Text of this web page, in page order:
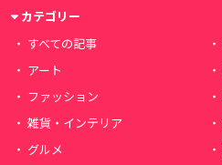
カテゴリー
すべての記事
アート
ファッション
雑貨・インテリア
グルメ